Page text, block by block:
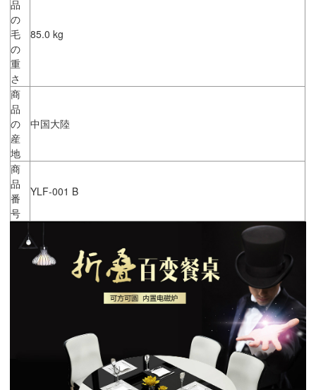
品
の
毛
の
重
さ
85.0 kg
商
品
の
産
地
中国大陸
商
品
番
号
YLF-001 B